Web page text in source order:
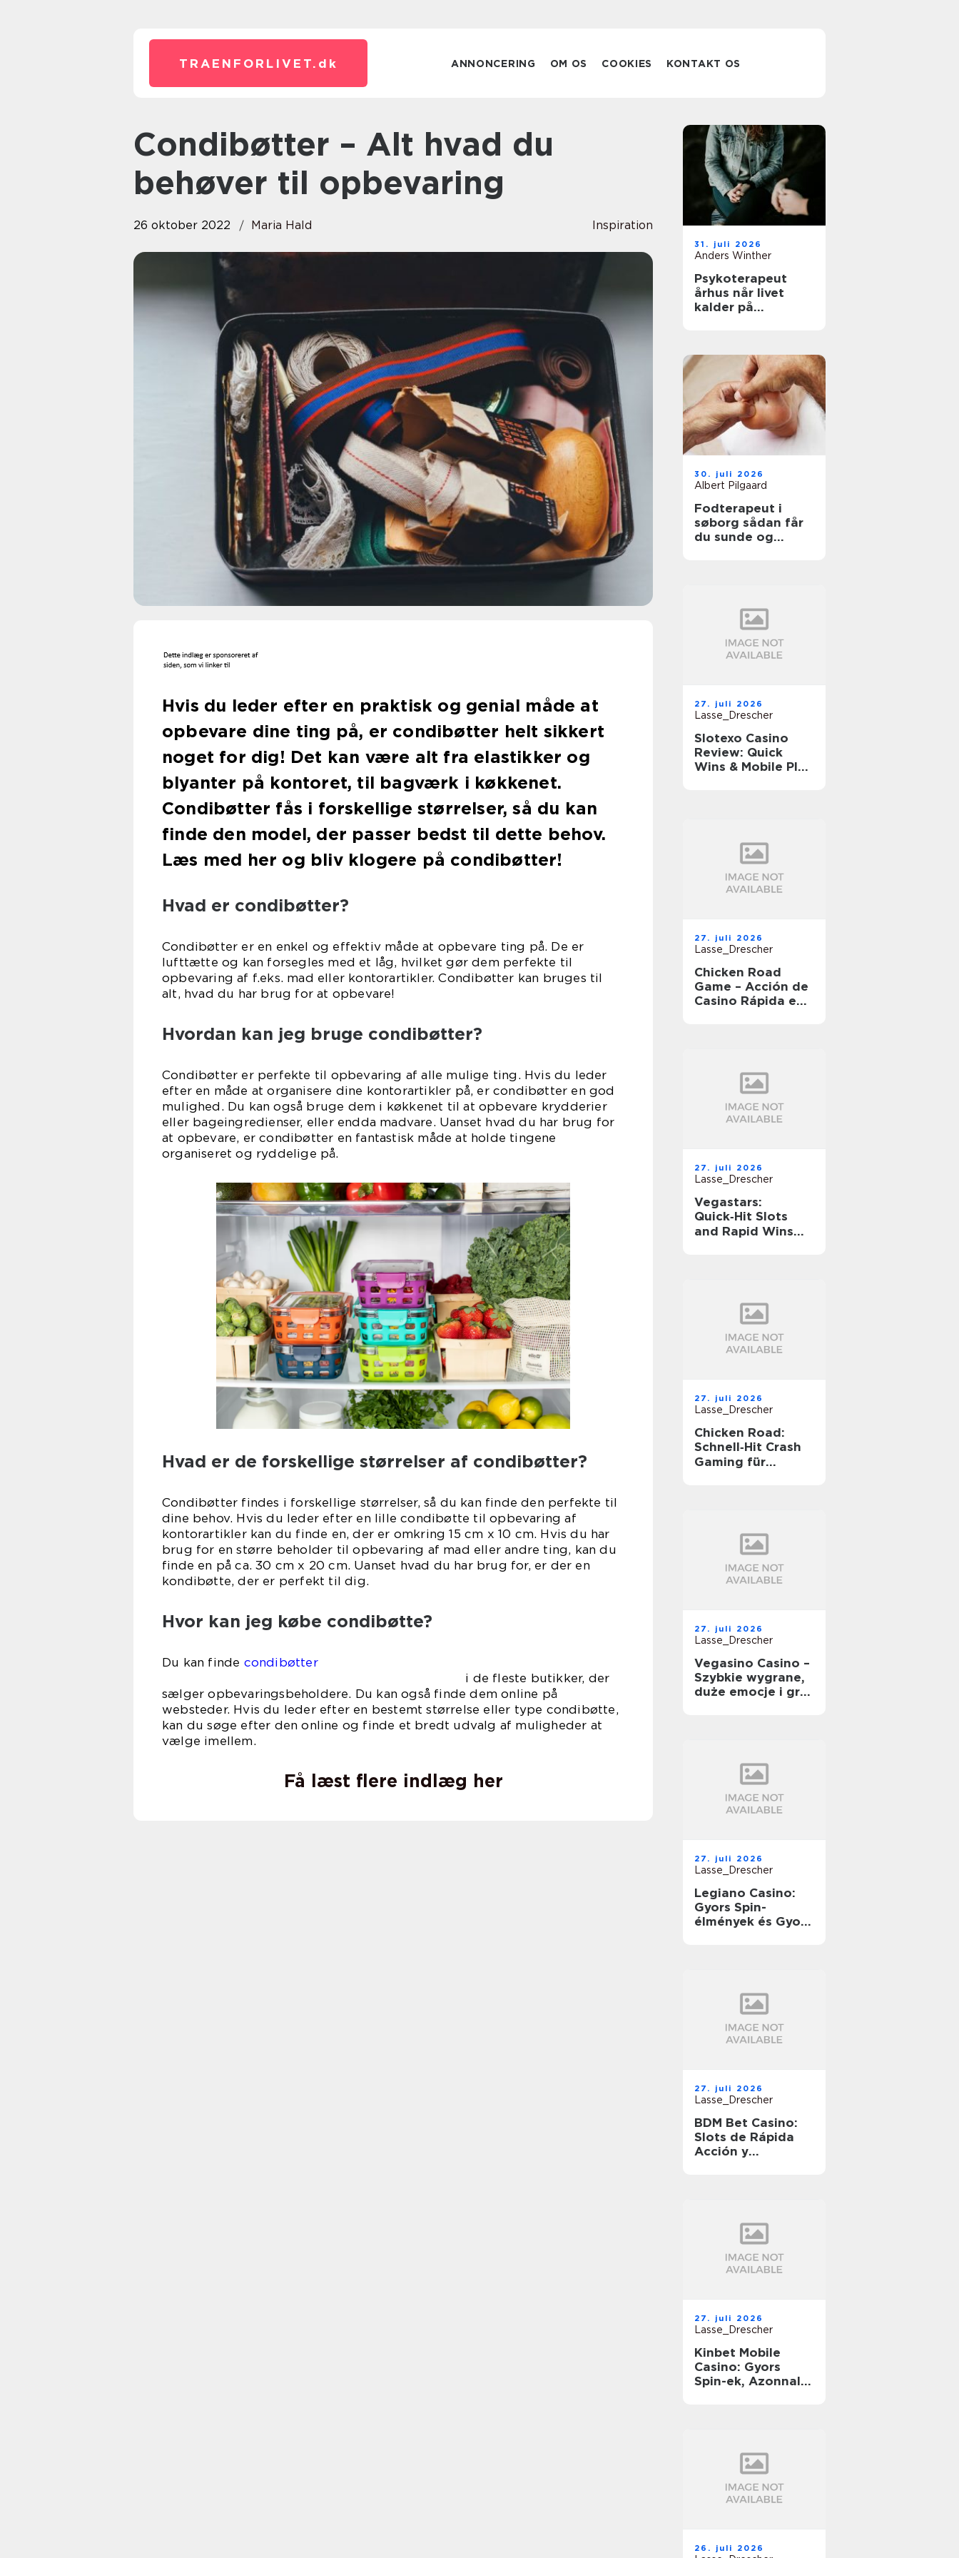
TRAENFORLIVET. dk ANNONCERING OM OS COOKIES KONTAKT OS
Condibøtter – Alt hvad du
behøver til opbevaring
26 oktober 2022 Maria Hald Inspiration
Hvis du leder efter en praktisk og genial måde at
opbevare dine ting på, er condibøtter helt sikkert
noget for dig! Det kan være alt fra elastikker og
blyanter på kontoret, til bagværk i køkkenet.
Condibøtter fås i forskellige størrelser, så du kan
finde den model, der passer bedst til dette behov.
Læs med her og bliv klogere på condibøtter!
Hvad er condibøtter?
Condibøtter er en enkel og effektiv måde at opbevare ting på. De er
lufttætte og kan forsegles med et låg, hvilket gør dem perfekte til
opbevaring af f.eks. mad eller kontorartikler. Condibøtter kan bruges til
alt, hvad du har brug for at opbevare!
Hvordan kan jeg bruge condibøtter?
Condibøtter er perfekte til opbevaring af alle mulige ting. Hvis du leder
efter en måde at organisere dine kontorartikler på, er condibøtter en god
mulighed. Du kan også bruge dem i køkkenet til at opbevare krydderier
eller bageingredienser, eller endda madvare. Uanset hvad du har brug for
at opbevare, er condibøtter en fantastisk måde at holde tingene
organiseret og ryddelige på.
Hvad er de forskellige størrelser af condibøtter?
Condibøtter findes i forskellige størrelser, så du kan finde den perfekte til
dine behov. Hvis du leder efter en lille condibøtte til opbevaring af
kontorartikler kan du finde en, der er omkring 15 cm x 10 cm. Hvis du har
brug for en større beholder til opbevaring af mad eller andre ting, kan du
finde en på ca. 30 cm x 20 cm. Uanset hvad du har brug for, er der en
kondibøtte, der er perfekt til dig.
Hvor kan jeg købe condibøtte?
Du kan finde condibøtter
i de fleste butikker, der
sælger opbevaringsbeholdere. Du kan også finde dem online på
websteder. Hvis du leder efter en bestemt størrelse eller type condibøtte,
kan du søge efter den online og finde et bredt udvalg af muligheder at
vælge imellem.
Få læst flere indlæg her
31. juli 2026
Anders Winther
Psykoterapeut
århus når livet
kalder på
30. juli 2026
Albert Pilgaard
Fodterapeut i
søborg sådan får
du sunde og
27. juli 2026
Lasse_Drescher
Slotexo Casino
Review: Quick
Wins & Mobile Play
27. juli 2026
Lasse_Drescher
Chicken Road
Game – Acción de
Casino Rápida en
27. juli 2026
Lasse_Drescher
Vegastars:
Quick‑Hit Slots
and Rapid Wins
27. juli 2026
Lasse_Drescher
Chicken Road:
Schnell‑Hit Crash
Gaming für
27. juli 2026
Lasse_Drescher
Vegasino Casino –
Szybkie wygrane,
duże emocje i gra
27. juli 2026
Lasse_Drescher
Legiano Casino:
Gyors Spin-
élmények és Gyors
27. juli 2026
Lasse_Drescher
BDM Bet Casino:
Slots de Rápida
Acción y
27. juli 2026
Lasse_Drescher
Kinbet Mobile
Casino: Gyors
Spin-ek, Azonnali
26. juli 2026